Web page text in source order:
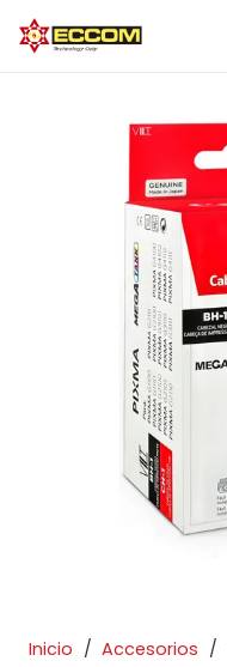
Inicio / Accesorios /